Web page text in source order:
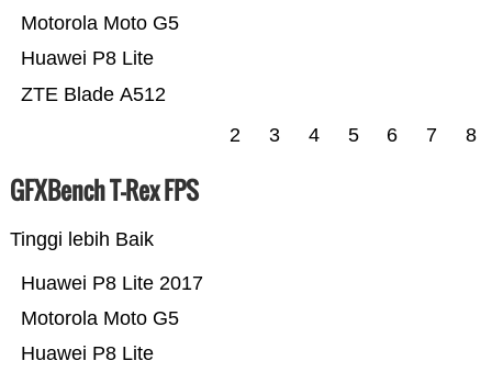
ZTE Blade A512
Huawei P8 Lite
Motorola Moto G5
2 3 4 5 6 7 8
GFXBench T-Rex FPS
Tinggi lebih Baik
Huawei P8 Lite
Motorola Moto G5
Huawei P8 Lite 2017